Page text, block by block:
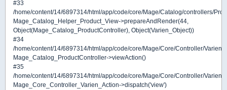
#33
/home/content/14/6897314/html/app/code/core/Mage/Catalog/controllers/
Mage_Catalog_Helper_Product_View->prepareAndRender(44,
Object(Mage_Catalog_ProductController), Object(Varien_Object))
#34
/home/content/14/6897314/html/app/code/core/Mage/Core/Controller/Varien/
Mage_Catalog_ProductController->viewAction()
#35
/home/content/14/6897314/html/app/code/core/Mage/Core/Controller/Varien/
Mage_Core_Controller_Varien_Action->dispatch('view')